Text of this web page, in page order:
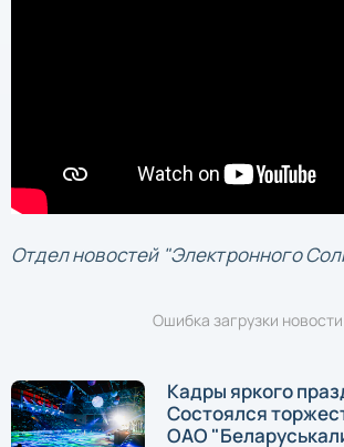
Отдел новостей "Электронного
Ошибка загрузки новости
Кадры яркого
Состоялся
ОАО